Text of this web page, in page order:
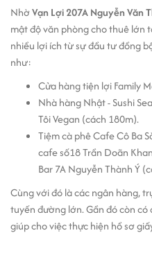
NhờVạn Lợi 207A Nguyễn Văn
mật độ văn phòng cho thuê lớn
nhiều lợi ích từ sự đầu tư đồng
như:
Cửa hàng tiện lợi Family
Nhà hàng Nhật - Sushi
Tôi Vegan (cách 180m).
Tiệm cà phê Cafe Cô Ba
cafe số18 Trần Doãn
Bar 7A Nguyễn Thành Ý
Cùng với đó là các ngân hàng,
tuyến đường lớn. Gần đó còn
giúp cho việc thực hiện hồ sơ